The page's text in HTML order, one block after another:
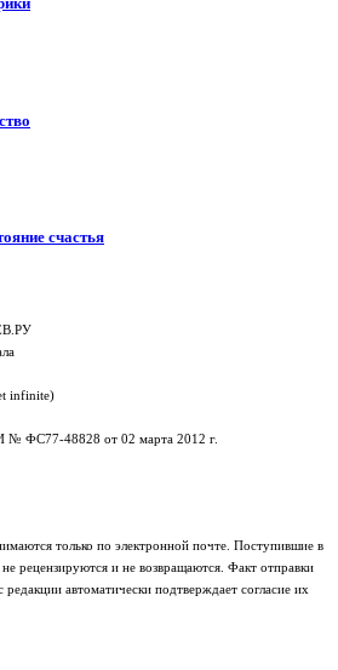
счастья
infinite)
№ ФС77-48828 от 02 марта 2012 г.
только по электронной почте. Поступившие в
рецензируются и не возвращаются. Факт отправки
автоматически подтверждает согласие их